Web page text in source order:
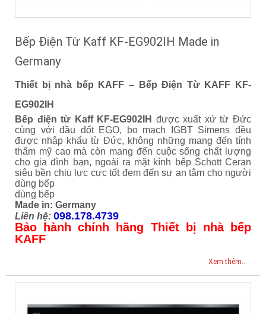
Bếp Điện Từ Kaff KF-EG902IH Made in
Germany
Thiết bị nhà bếp KAFF – Bếp Điện Từ KAFF KF-
EG902IH
Bếp điện từ Kaff KF-EG902IH được xuất xứ từ Đức
cùng với đầu đốt EGO, bo mạch IGBT Simens đều
được nhập khẩu từ Đức, không những mang đến tính
thẩm mỹ cao mà còn mang đến cuộc sống chất lượng
cho gia đình bạn, ngoài ra mặt kính bếp Schott Ceran
siêu bền chịu lực cực tốt đem đến sự an tâm cho người
dùng bếp
dùng bếp
Made in: Germany
Liên hệ: 098.178.4739
Bảo hành chính hãng Thiết bị nhà bếp
KAFF
Xem thêm...